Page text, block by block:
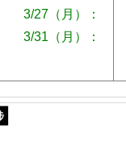
3/27（月）：
3/31（月）：